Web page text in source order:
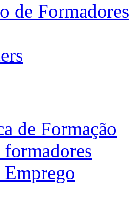
de Formadores
de Formação